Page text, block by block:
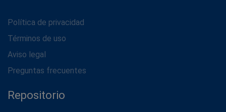
Política de privacidad
Términos de uso
Aviso legal
Preguntas frecuentes
Repositorio